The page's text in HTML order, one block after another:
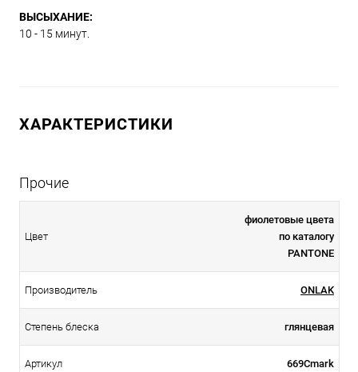
ВЫСЫХАНИЕ:
10 - 15 минут.
ХАРАКТЕРИСТИКИ
Прочие
Цвет
фиолетовые цвета
по каталогу
PANTONE
Производитель ONLAK
Степень блеска глянцевая
Артикул 669Cmark